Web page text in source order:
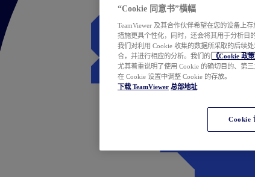
“Cookie 同意书”横幅
TeamViewer 及其合作伙伴希望在您的设备上
措施更具个性化，同时，还会将其用于分析目
我们对利用 Cookie 收集的数据所采取的后续
合，并进行相应的分析。我们的
《Cookie 政策
尤其着重说明了使用 Cookie 的确切目的、第
在 Cookie 设置中调整 Cookie 的存放。
下载 TeamViewer 总部地址
Cookie